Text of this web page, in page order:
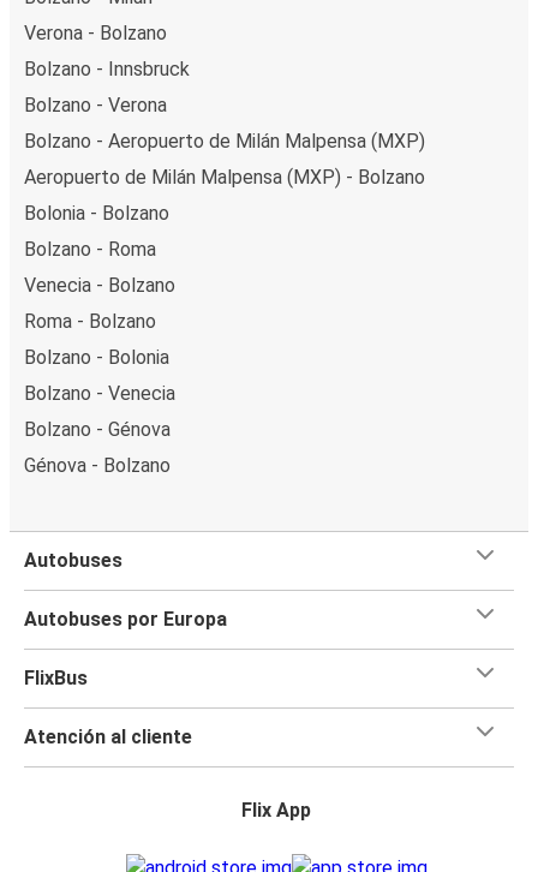
Verona - Bolzano
Bolzano - Innsbruck
Bolzano - Verona
Bolzano - Aeropuerto de Milán Malpensa (MXP)
Aeropuerto de Milán Malpensa (MXP) - Bolzano
Bolonia - Bolzano
Bolzano - Roma
Venecia - Bolzano
Roma - Bolzano
Bolzano - Bolonia
Bolzano - Venecia
Bolzano - Génova
Génova - Bolzano
Autobuses
Autobuses por Europa
FlixBus
Atención al cliente
Flix App